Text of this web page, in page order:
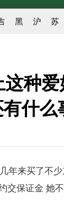
黑 沪 苏
种
什
来买了不少
保证金 她不